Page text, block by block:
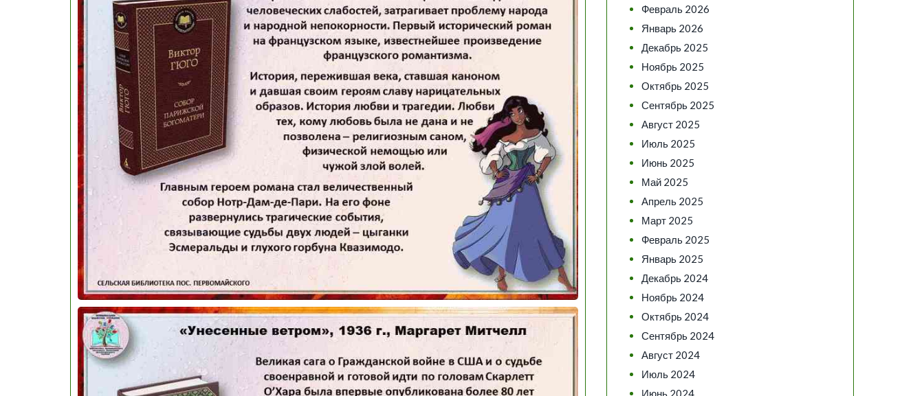
Февраль 2026
Январь 2026
Декабрь 2025
Ноябрь 2025
Октябрь 2025
Сентябрь 2025
Август 2025
Июль 2025
Июнь 2025
Май 2025
Апрель 2025
Март 2025
Февраль 2025
Январь 2025
Декабрь 2024
Ноябрь 2024
Октябрь 2024
Сентябрь 2024
Август 2024
Июль 2024
Июнь 2024